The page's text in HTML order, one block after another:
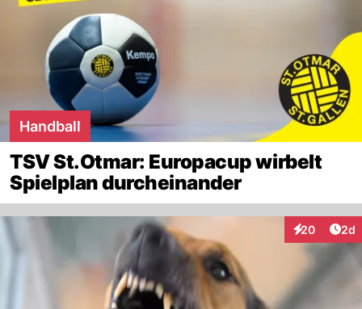
Handball
TSV St.Otmar: Europacup wirbelt
Spielplan durcheinander
20
Interaktionen
2d